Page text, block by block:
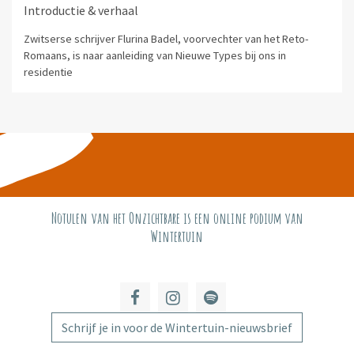
Introductie & verhaal
Zwitserse schrijver Flurina Badel, voorvechter van het Reto-
Romaans, is naar aanleiding van Nieuwe Types bij ons in
residentie
Notulen van het Onzichtbare is een online podium van
Wintertuin
Schrijf je in voor de Wintertuin-nieuwsbrief